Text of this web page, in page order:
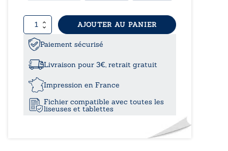
quantité
de
La
sauvagerie
des
AJOUTER AU PANIER
Paiement sécurisé
Livraison pour 3€, retrait gratuit
Impression en France
Fichier compatible avec toutes les
liseuses et tablettes